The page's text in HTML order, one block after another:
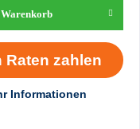
Warenkorb